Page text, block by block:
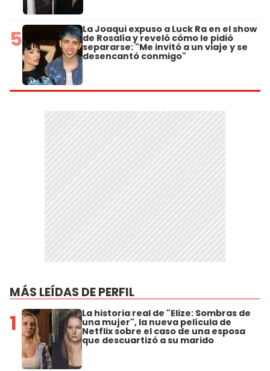
5 La Joaqui expuso a Luck Ra en el show
de Rosalía y reveló cómo le pidió
separarse: "Me invitó a un viaje y se
desencantó conmigo"
MÁS LEÍDAS DE PERFIL
1 La historia real de "Elize: Sombras de
una mujer", la nueva película de
Netflix sobre el caso de una esposa
que descuartizó a su marido